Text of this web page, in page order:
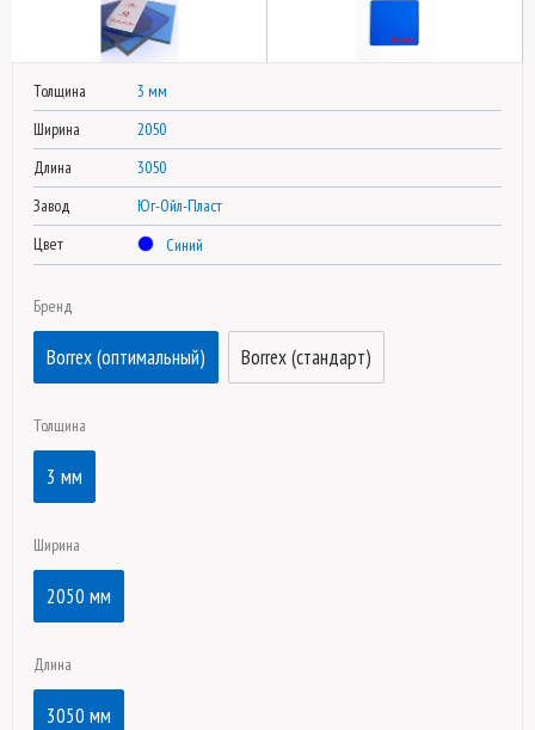
Толщина
3 мм
Ширина
2050
Длина
3050
Завод
Юг-Ойл-Пласт
Цвет
Синий
Бренд
Borrex (оптимальный) Borrex (стандарт)
Толщина
3 мм
Ширина
2050 мм
Длина
3050 мм